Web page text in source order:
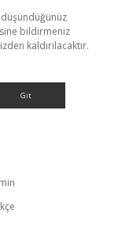
bildirmeniz
kaldırılacaktır.